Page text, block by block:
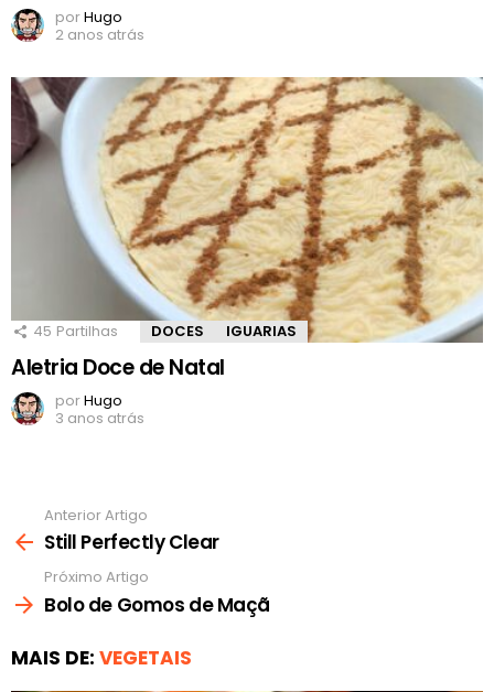
porHugo
2 anos atrás
45 Partilhas DOCES IGUARIAS
Aletria Doce de Natal
porHugo
3 anos atrás
mais
Anterior Artigo
Still Perfectly Clear
Próximo Artigo
Bolo de Gomos de Maçã
MAIS DE: VEGETAIS